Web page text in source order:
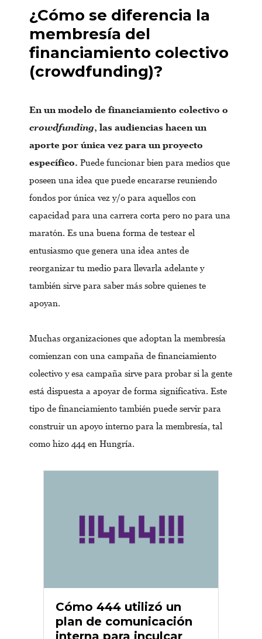
¿Cómo se diferencia la
membresía del
financiamiento colectivo
(crowdfunding)?
En un modelo de financiamiento colectivo o
crowdfunding, las audiencias hacen un
aporte por única vez para un proyecto
específico. Puede funcionar bien para medios que
poseen una idea que puede encararse reuniendo
fondos por única vez y/o para aquellos con
capacidad para una carrera corta pero no para una
maratón. Es una buena forma de testear el
entusiasmo que genera una idea antes de
reorganizar tu medio para llevarla adelante y
también sirve para saber más sobre quienes te
apoyan.
Muchas organizaciones que adoptan la membresía
comienzan con una campaña de financiamiento
colectivo y esa campaña sirve para probar si la gente
está dispuesta a apoyar de forma significativa. Este
tipo de financiamiento también puede servir para
construir un apoyo interno para la membresía, tal
como hizo 444 en Hungría.
Cómo 444 utilizó un
plan de comunicación
interna para inculcar